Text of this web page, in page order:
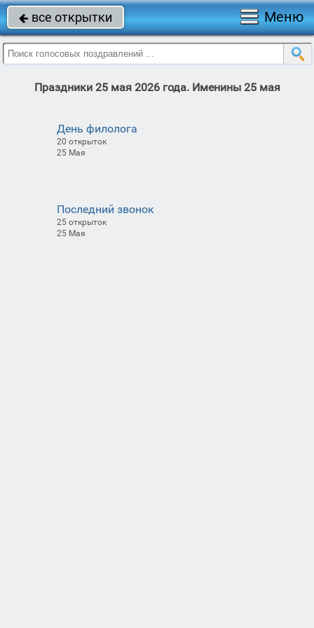
 все открытки Меню
Праздники 25 мая 2026 года. Именины 25 мая
День филолога
20 открыток
25 Мая
Последний звонок
25 открыток
25 Мая